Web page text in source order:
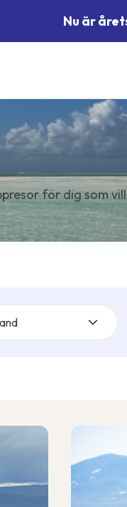
Nu är
för dig som